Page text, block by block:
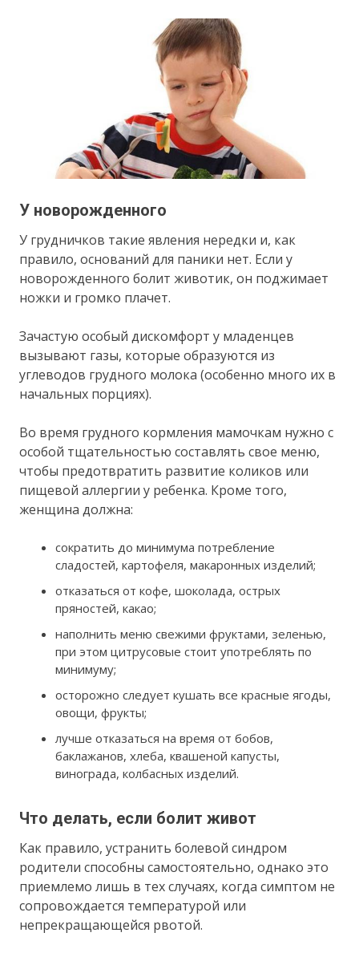
У новорожденного
У грудничков такие явления нередки и, как
правило, оснований для паники нет. Если у
новорожденного болит животик, он поджимает
ножки и громко плачет.
Зачастую особый дискомфорт у младенцев
вызывают газы, которые образуются из
углеводов грудного молока (особенно много их в
начальных порциях).
Во время грудного кормления мамочкам нужно с
особой тщательностью составлять свое меню,
чтобы предотвратить развитие коликов или
пищевой аллергии у ребенка. Кроме того,
женщина должна:
сократить до минимума потребление
сладостей, картофеля, макаронных изделий;
отказаться от кофе, шоколада, острых
пряностей, какао;
наполнить меню свежими фруктами, зеленью,
при этом цитрусовые стоит употреблять по
минимуму;
осторожно следует кушать все красные ягоды,
овощи, фрукты;
лучше отказаться на время от бобов,
баклажанов, хлеба, квашеной капусты,
винограда, колбасных изделий.
Что делать, если болит живот
Как правило, устранить болевой синдром
родители способны самостоятельно, однако это
приемлемо лишь в тех случаях, когда симптом не
сопровождается температурой или
непрекращающейся рвотой.